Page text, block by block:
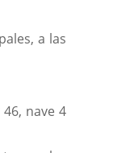
a las
nave 4